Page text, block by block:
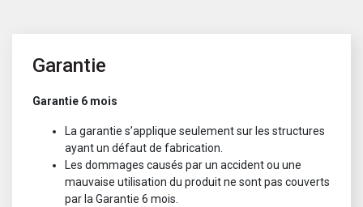
Garantie
Garantie 6 mois
La garantie s’applique seulement sur les structures
ayant un défaut de fabrication.
Les dommages causés par un accident ou une
mauvaise utilisation du produit ne sont pas couverts
par la Garantie 6 mois.